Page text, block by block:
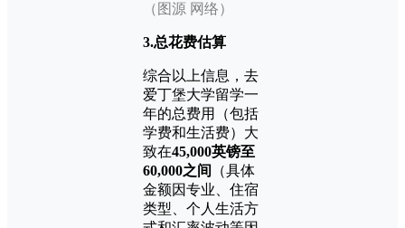
（图源 网络）
3.总花费估算
综合以上信息，去
爱丁堡大学留学一
年的总费用（包括
学费和生活费）大
致在45,000英镑至
60,000之间
（具体
金额因专业、住宿
类型、个人生活方